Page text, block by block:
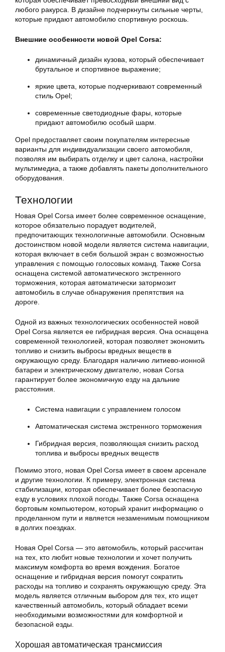
любого ракурса. В дизайне подчеркнуты сильные черты,
которые придают автомобилю спортивную роскошь.
Внешние особенности новой Opel Corsa:
динамичный дизайн кузова, который обеспечивает
брутальное и спортивное выражение;
яркие цвета, которые подчеркивают современный
стиль Opel;
современные светодиодные фары, которые
придают автомобилю особый шарм.
Opel предоставляет своим покупателям интересные
варианты для индивидуализации своего автомобиля,
позволяя им выбирать отделку и цвет салона, настройки
мультимедиа, а также добавлять пакеты дополнительного
оборудования.
Технологии
Новая Opel Corsa имеет более современное оснащение,
которое обязательно порадует водителей,
предпочитающих технологичные автомобили. Основным
достоинством новой модели является система навигации,
которая включает в себя большой экран с возможностью
управления с помощью голосовых команд. Также Corsa
оснащена системой автоматического экстренного
торможения, которая автоматически затормозит
автомобиль в случае обнаружения препятствия на
дороге.
Одной из важных технологических особенностей новой
Opel Corsa является ее гибридная версия. Она оснащена
современной технологией, которая позволяет экономить
топливо и снизить выбросы вредных веществ в
окружающую среду. Благодаря наличию литиево-ионной
батареи и электрическому двигателю, новая Corsa
гарантирует более экономичную езду на дальние
расстояния.
Система навигации с управлением голосом
Автоматическая система экстренного торможения
Гибридная версия, позволяющая снизить расход
топлива и выбросы вредных веществ
Помимо этого, новая Opel Corsa имеет в своем арсенале
и другие технологии. К примеру, электронная система
стабилизации, которая обеспечивает более безопасную
езду в условиях плохой погоды. Также Corsa оснащена
бортовым компьютером, который хранит информацию о
проделанном пути и является незаменимым помощником
в долгих поездках.
Новая Opel Corsa — это автомобиль, который рассчитан
на тех, кто любит новые технологии и хочет получить
максимум комфорта во время вождения. Богатое
оснащение и гибридная версия помогут сократить
расходы на топливо и сохранять окружающую среду. Эта
модель является отличным выбором для тех, кто ищет
качественный автомобиль, который обладает всеми
необходимыми возможностями для комфортной и
безопасной езды.
Хорошая автоматическая трансмиссия